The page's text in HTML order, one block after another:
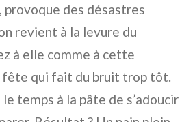
des désastres
revient à la levure du
à elle comme à cette
fête qui fait du bruit trop tôt.
temps à la pâte de s’adoucir